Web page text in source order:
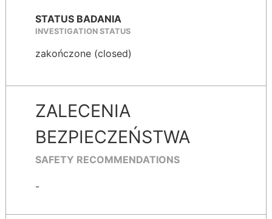
STATUS BADANIA
INVESTIGATION STATUS
zakończone (closed)
ZALECENIA
BEZPIECZEŃSTWA
SAFETY RECOMMENDATIONS
-